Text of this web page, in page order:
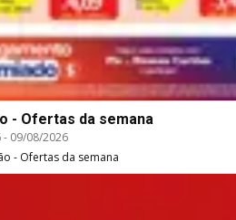
- Ofertas da semana
- 09/08/2026
- Ofertas da semana